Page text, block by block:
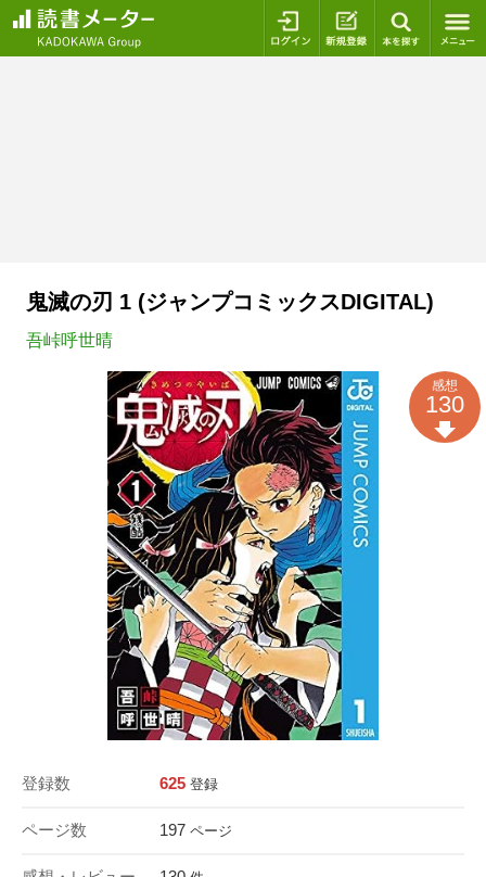
ログイン 新規登録
鬼滅の刃 1 (ジャンプコミックスDIGITAL)
吾峠呼世晴
登録数 625 登録
ページ数 197 ページ
感想
130